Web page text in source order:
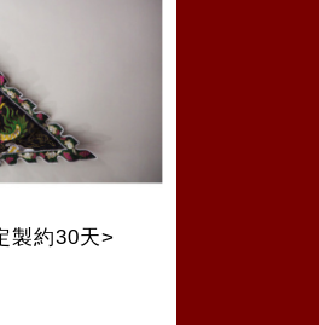
製約30天>